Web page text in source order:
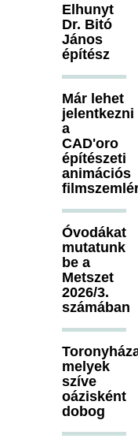
Elhunyt
Dr. Bitó
János
építész
Már lehet
jelentkezni
a
CAD'oro
építészeti
animációs
Óvodákat
mutatunk
be a
Metszet
2026/3.
számában
melyek
szíve
oázisként
dobog